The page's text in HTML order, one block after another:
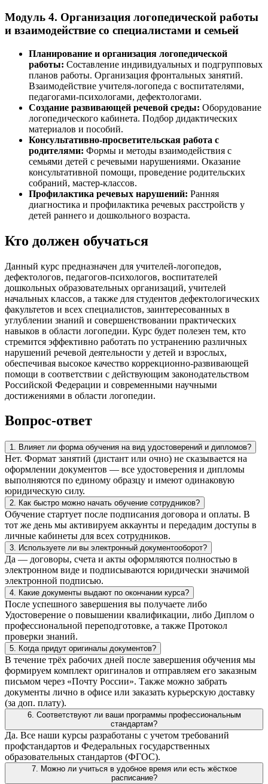
Модуль 4. Организация логопедической работы
и взаимодействие со специалистами и семьей
Планирование и организация логопедической
работы: Составление индивидуальных и подгрупповых
планов работы. Организация фронтальных занятий.
Взаимодействие учителя-логопеда с воспитателями,
педагогами-психологами, дефектологами.
Создание развивающей речевой среды: Оборудование
логопедического кабинета. Подбор дидактических
материалов и пособий.
Консультативно-просветительская работа с
родителями: Формы и методы взаимодействия с
семьями детей с речевыми нарушениями. Оказание
консультативной помощи, проведение родительских
собраний, мастер-классов.
Профилактика речевых нарушений: Ранняя
диагностика и профилактика речевых расстройств у
детей раннего и дошкольного возраста.
Кто должен обучаться
Данный курс предназначен для учителей-логопедов,
дефектологов, педагогов-психологов, воспитателей
дошкольных образовательных организаций, учителей
начальных классов, а также для студентов дефектологических
факультетов и всех специалистов, заинтересованных в
углублении знаний и совершенствовании практических
навыков в области логопедии. Курс будет полезен тем, кто
стремится эффективно работать по устранению различных
нарушений речевой деятельности у детей и взрослых,
обеспечивая высокое качество коррекционно-развивающей
помощи в соответствии с действующим законодательством
Российской Федерации и современными научными
достижениями в области логопедии.
Вопрос-ответ
1. Влияет ли форма обучения на вид удостоверений и дипломов?
Нет. Формат занятий (дистант или очно) не сказывается на
оформлении документов — все удостоверения и дипломы
выполняются по единому образцу и имеют одинаковую
юридическую силу.
2. Как быстро можно начать обучение сотрудников?
Обучение стартует после подписания договора и оплаты. В
тот же день мы активируем аккаунты и передадим доступы в
личные кабинеты для всех сотрудников.
3. Используете ли вы электронный документооборот?
Да — договоры, счета и акты оформляются полностью в
электронном виде и подписываются юридически значимой
электронной подписью.
4. Какие документы выдают по окончании курса?
После успешного завершения вы получаете либо
Удостоверение о повышении квалификации, либо Диплом о
профессиональной переподготовке, а также Протокол
проверки знаний.
5. Когда придут оригиналы документов?
В течение трёх рабочих дней после завершения обучения мы
формируем комплект оригиналов и отправляем его заказным
письмом через «Почту России». Также можно забрать
документы лично в офисе или заказать курьерскую доставку
(за доп. плату).
6. Соответствуют ли ваши программы профессиональным
стандартам?
Да. Все наши курсы разработаны с учетом требований
профстандартов и Федеральных государственных
образовательных стандартов (ФГОС).
7. Можно ли учиться в удобное время или есть жёсткое
расписание?